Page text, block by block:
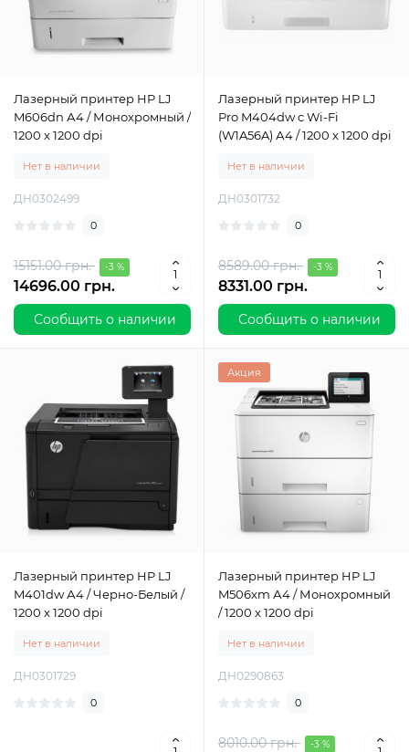
Лазерный принтер HP LJ
M606dn А4 / Монохромный /
1200 x 1200 dpi
Нет в наличии
ДН0302499
0
15151.00 грн. -3 %
14696.00 грн.
Сообщить о наличии
Лазерный принтер HP LJ
Pro M404dw c Wi-Fi
(W1A56A) А4 / 1200 x 1200 dpi
Нет в наличии
ДН0301732
0
8589.00 грн. -3 %
8331.00 грн.
Сообщить о наличии
Лазерный принтер HP LJ
M401dw А4 / Черно-Белый /
1200 x 1200 dpi
Нет в наличии
ДН0301729
0
Акция
Лазерный принтер HP LJ
M506xm А4 / Монохромный
/ 1200 x 1200 dpi
Нет в наличии
ДН0290863
0
8010.00 грн. -3 %